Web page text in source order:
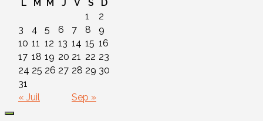
L M M J V S
D
1
2
3
4 5 6 7 8
9
10 11 12 13 14 15 16
17 18 19 20 21 22 23
24 25 26 27 28 29 30
31
« Juil
Sep »